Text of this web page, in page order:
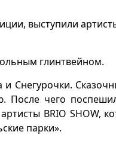
выступили
глинтвейном.
Снегурочки.
После чего
BRIO SHOW,
парки».